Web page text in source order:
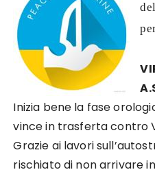
Inizia bene la fase
vince in trasferta contro
Grazie ai lavori
rischiato di non arrivare